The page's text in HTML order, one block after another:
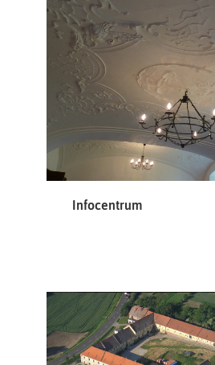
Za architekta stavby
Bartoloměje Zindtnera
brněnského stavebního mistra,
často pracoval, jako realizátora
jeho syna Františka Antonína
Infocentrum